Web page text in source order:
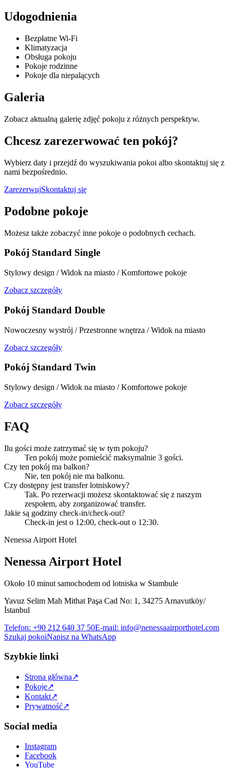
Udogodnienia
Bezpłatne Wi-Fi
Klimatyzacja
Obsługa pokoju
Pokoje rodzinne
Pokoje dla niepalących
Galeria
Zobacz aktualną galerię zdjęć pokoju z różnych perspektyw.
Chcesz zarezerwować ten pokój?
Wybierz daty i przejdź do wyszukiwania pokoi albo skontaktuj się z
nami bezpośrednio.
ZarezerwujSkontaktuj się
Podobne pokoje
Możesz także zobaczyć inne pokoje o podobnych cechach.
Pokój Standard Single
Stylowy design / Widok na miasto / Komfortowe pokoje
Zobacz szczegóły
Pokój Standard Double
Nowoczesny wystrój / Przestronne wnętrza / Widok na miasto
Zobacz szczegóły
Pokój Standard Twin
Stylowy design / Widok na miasto / Komfortowe pokoje
Zobacz szczegóły
FAQ
Ilu gości może zatrzymać się w tym pokoju?
Ten pokój może pomieścić maksymalnie 3 gości.
Czy ten pokój ma balkon?
Nie, ten pokój nie ma balkonu.
Czy dostępny jest transfer lotniskowy?
Tak. Po rezerwacji możesz skontaktować się z naszym
zespołem, aby zorganizować transfer.
Jakie są godziny check-in/check-out?
Check-in jest o 12:00, check-out o 12:30.
Nenessa Airport Hotel
Nenessa Airport Hotel
Około 10 minut samochodem od lotniska w Stambule
Yavuz Selim Mah Mithat Paşa Cad No: 1, 34275 Arnavutköy/
İstanbul
Telefon: +90 212 640 37 50E-mail: info@nenessaairporthotel.com
Szukaj pokoiNapisz na WhatsApp
Szybkie linki
Strona główna↗
Pokoje↗
Kontakt↗
Prywatność↗
Social media
Instagram
Facebook
YouTube